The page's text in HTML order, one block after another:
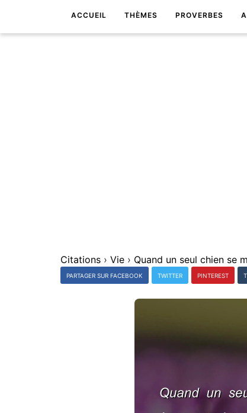
ACCUEIL THÈMES PROVERBES
Citations › Vie ›
PARTAGER SUR FACEBOOK TWITTER PINTEREST